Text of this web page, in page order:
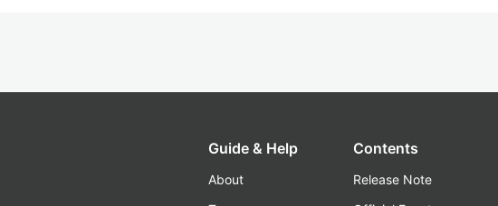
Guide & Help
About
Contents
Release Note